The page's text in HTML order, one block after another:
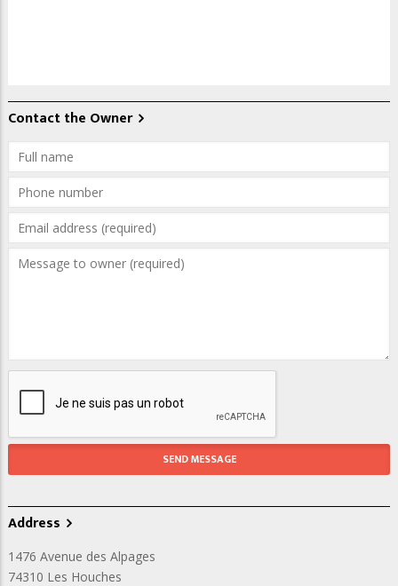
Contact the Owner
Address
1476 Avenue des Alpages
74310 Les Houches